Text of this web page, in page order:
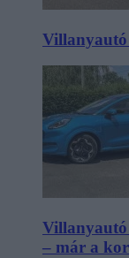
Villanyautó
– már a